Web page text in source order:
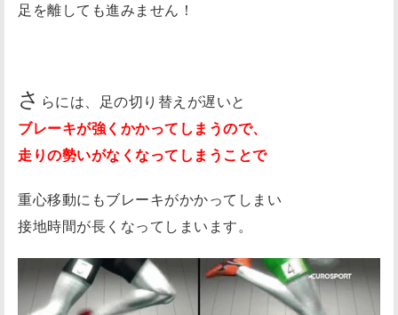
足を離しても進みません！
さ らには、足の切り替えが遅いと
ブレーキが強くかかってしまうので、
走りの勢いがなくなってしまうことで
重心移動にもブレーキがかかってしまい
接地時間が長くなってしまいます。